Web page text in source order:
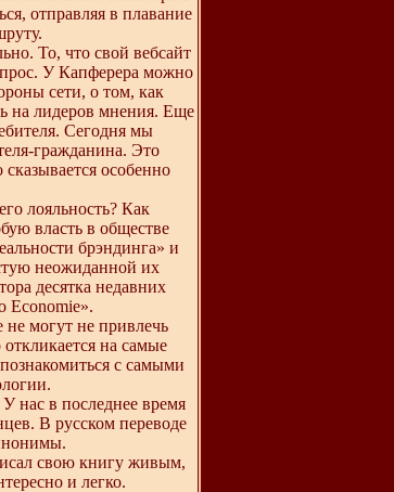
отправляя в плавание
То, что свой вебсайт
У Капферера можно
сети, о том, как
на лидеров мнения. Еще
Сегодня мы
гражданина. Это
особенно
лояльность? Как
власть в обществе
брэндинга» и
неожиданной их
десятка недавних
Economie».
могут не привлечь
на самые
с самыми
нас в последнее время
В русском переводе
свою книгу живым,
и легко.